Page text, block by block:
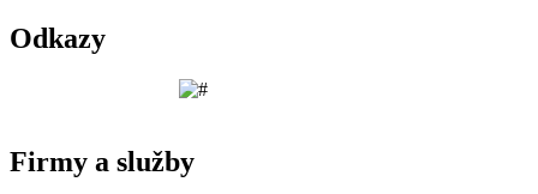
Odkazy
Firmy a služby